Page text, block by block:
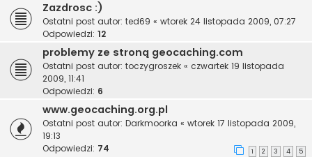
Zazdrosc :)
Ostatni post autor: ted69 « wtorek 24 listopada 2009, 07:27
Odpowiedzi: 12
problemy ze stroną geocaching.com
Ostatni post autor: toczygroszek « czwartek 19 listopada
2009, 11:41
Odpowiedzi: 6
www.geocaching.org.pl
Ostatni post autor: Darkmoorka « wtorek 17 listopada 2009,
19:13
Odpowiedzi: 74 1 2 3 4 5